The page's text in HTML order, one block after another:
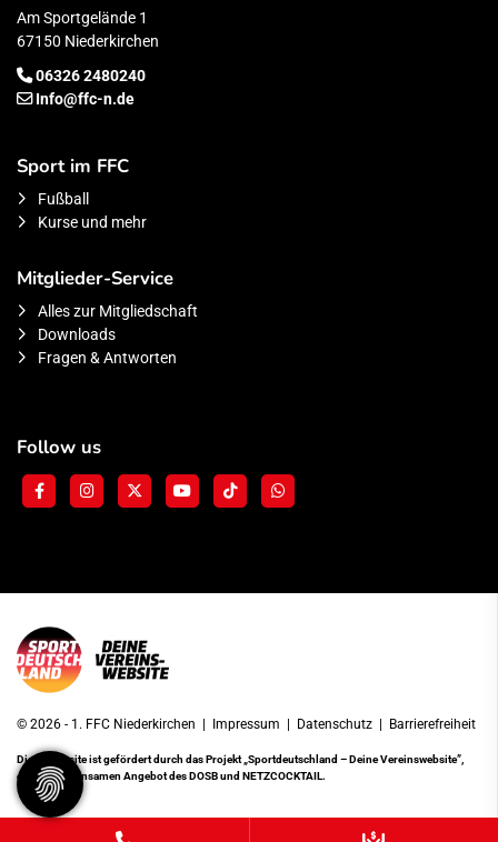
Am Sportgelände 1
67150 Niederkirchen
06326 2480240
Info@ffc-n.de
Sport im FFC
Fußball
Kurse und mehr
Mitglieder-Service
Alles zur Mitgliedschaft
Downloads
Fragen & Antworten
Follow us
© 2026 - 1. FFC Niederkirchen | Impressum Datenschutz Barrierefreiheit
Diese Website ist gefördert durch das Projekt„Sportdeutschland – Deine Vereinswebsite”,
einem gemeinsamen Angebot des DOSB und NETZCOCKTAIL.